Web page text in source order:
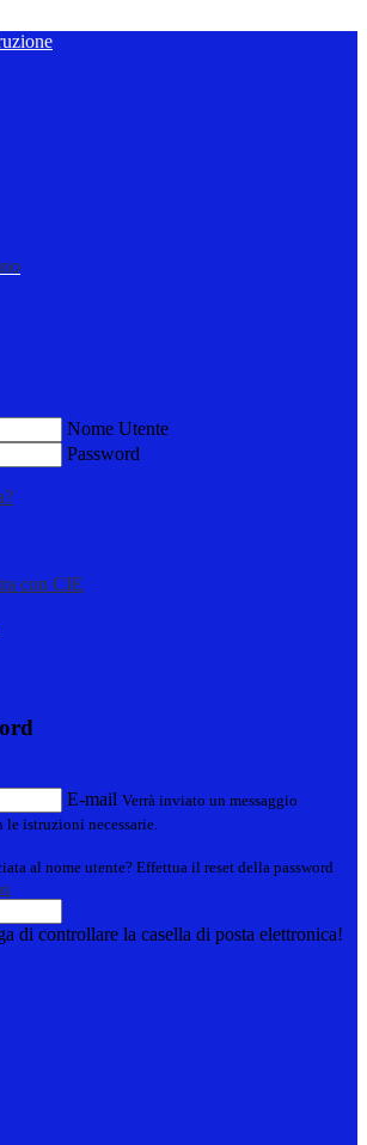
Nome Utente
Password
con CIE
E-mail Verrà inviato un messaggio
istruzioni necessarie.
al nome utente? Effettua il reset della password
di controllare la casella di posta elettronica!